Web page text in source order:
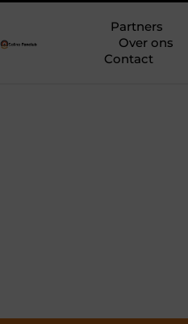
Partners
Over ons
Contact